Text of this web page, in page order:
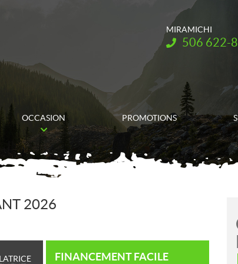
MIRAMICHI
Téléphone :
506 622-
OCCASION PROMOTIONS
2026
FINANCEMENT FACILE